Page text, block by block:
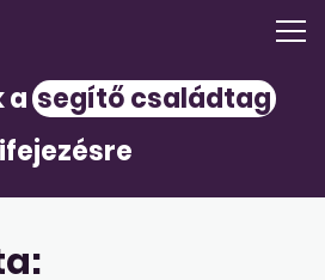
a segítő családtag